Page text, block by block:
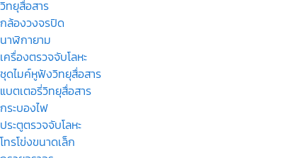
วิทยุสื่อสาร
กล้องวงจรปิด
นาฬิกายาม
เครื่องตรวจจับโลหะ
ชุดไมค์หูฟังวิทยุสื่อสาร
แบตเตอรี่วิทยุสื่อสาร
กระบองไฟ
ประตูตรวจจับโลหะ
โทรโข่งขนาดเล็ก